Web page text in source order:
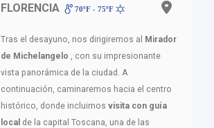
FLORENCIA 70ºF - 75ºF
Tras el desayuno, nos dirigiremos al Mirador
de Michelangelo , con su impresionante
vista panorámica de la ciudad. A
continuación, caminaremos hacia el centro
histórico, donde incluimos visita con guía
local de la capital Toscana, una de las